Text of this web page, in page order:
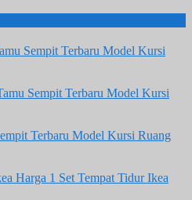
Model Kursi
Model Kursi
Model Kursi Ruang
Harga 1 Set Tempat Tidur Ikea